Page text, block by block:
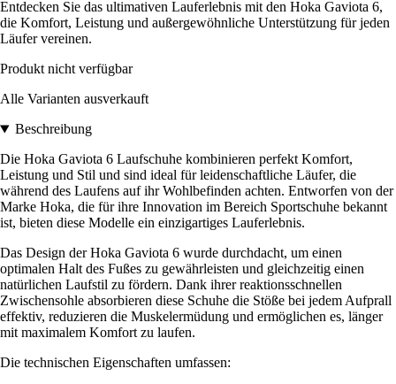
Entdecken Sie das ultimativen Lauferlebnis mit den Hoka Gaviota 6,
die Komfort, Leistung und außergewöhnliche Unterstützung für jeden
Läufer vereinen.
Produkt nicht verfügbar
Alle Varianten ausverkauft
Beschreibung
Die Hoka Gaviota 6 Laufschuhe kombinieren perfekt Komfort,
Leistung und Stil und sind ideal für leidenschaftliche Läufer, die
während des Laufens auf ihr Wohlbefinden achten. Entworfen von der
Marke Hoka, die für ihre Innovation im Bereich Sportschuhe bekannt
ist, bieten diese Modelle ein einzigartiges Lauferlebnis.
Das Design der Hoka Gaviota 6 wurde durchdacht, um einen
optimalen Halt des Fußes zu gewährleisten und gleichzeitig einen
natürlichen Laufstil zu fördern. Dank ihrer reaktionsschnellen
Zwischensohle absorbieren diese Schuhe die Stöße bei jedem Aufprall
effektiv, reduzieren die Muskelermüdung und ermöglichen es, länger
mit maximalem Komfort zu laufen.
Die technischen Eigenschaften umfassen: